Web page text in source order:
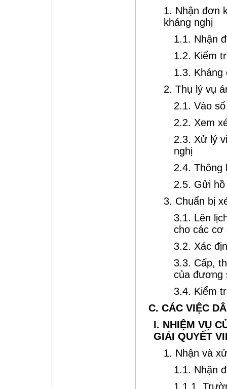
1. Nhận đơn
kháng nghị
1.1. Nhận
1.2. Kiểm
1.3. Kháng
2. Thụ lý vụ
2.1. Vào
2.2. Xem
2.3. Xử lý
nghị
2.4. Thông
2.5. Gửi
3. Chuẩn bị
3.1. Lên
cho các cơ
3.2. Xác
3.3. Cấp,
của đương
3.4. Kiểm
C. CÁC VIỆC
I. NHIỆM VỤ
GIẢI QUYẾT
1. Nhận và
1.1. Nhận
1.1.1.